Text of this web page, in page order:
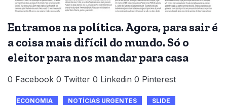
Entramos na política. Agora, para sair é
a coisa mais difícil do mundo. Só o
eleitor para nos mandar para casa
0 Facebook 0 Twitter 0 Linkedin 0 Pinterest
ECONOMIA NOTÍCIAS URGENTES SLIDE